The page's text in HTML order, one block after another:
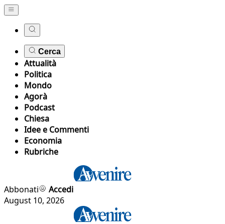
Cerca
Attualità
Politica
Mondo
Agorà
Podcast
Chiesa
Idee e Commenti
Economia
Rubriche
Abbonati
Accedi
August 10, 2026